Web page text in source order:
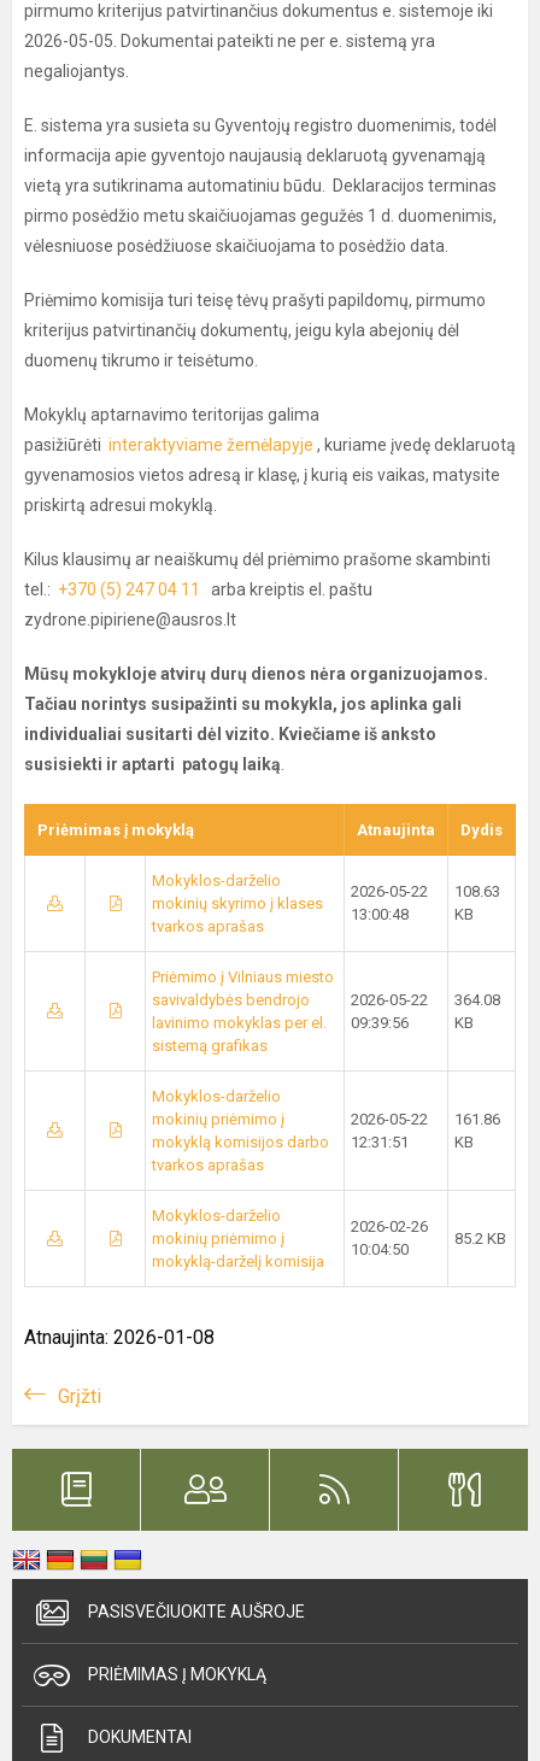
pirmumo kriterijus patvirtinančius dokumentus e. sistemoje iki
2026-05-05. Dokumentai pateikti ne per e. sistemą yra
negaliojantys.
E. sistema yra susieta su Gyventojų registro duomenimis, todėl
informacija apie gyventojo naujausią deklaruotą gyvenamąją
vietą yra sutikrinama automatiniu būdu. Deklaracijos terminas
pirmo posėdžio metu skaičiuojamas gegužės 1 d. duomenimis,
vėlesniuose posėdžiuose skaičiuojama to posėdžio data.
Priėmimo komisija turi teisę tėvų prašyti papildomų, pirmumo
kriterijus patvirtinančių dokumentų, jeigu kyla abejonių dėl
duomenų tikrumo ir teisėtumo.
Mokyklų aptarnavimo teritorijas galima
pasižiūrėti interaktyviame žemėlapyje , kuriame įvedę deklaruotą
gyvenamosios vietos adresą ir klasę, į kurią eis vaikas, matysite
priskirtą adresui mokyklą.
Kilus klausimų ar neaiškumų dėl priėmimo prašome skambinti
tel.: +370 (5) 247 04 11
arba kreiptis el. paštu
zydrone.pipiriene@ausros.lt
Mūsų mokykloje atvirų durų dienos nėra organizuojamos.
Tačiau norintys susipažinti su mokykla, jos aplinka gali
individualiai susitarti dėl vizito. Kviečiame iš anksto
susisiekti ir aptarti patogų laiką
Priėmimas į mokyklą Atnaujinta Dydis
Mokyklos-darželio
mokinių skyrimo į klases
tvarkos aprašas
2026-05-22
13:00:48
108.63
KB
Priėmimo į Vilniaus miesto
savivaldybės bendrojo
lavinimo mokyklas per el.
sistemą grafikas
2026-05-22
09:39:56
364.08
KB
Mokyklos-darželio
mokinių priėmimo į
mokyklą komisijos darbo
tvarkos aprašas
2026-05-22
12:31:51
161.86
KB
Mokyklos-darželio
mokinių priėmimo į
mokyklą-darželį komisija
2026-02-26
10:04:50
85.2 KB
Atnaujinta: 2026-01-08
Grįžti
PASISVEČIUOKITE AUŠROJE
PRIĖMIMAS Į MOKYKLĄ
DOKUMENTAI